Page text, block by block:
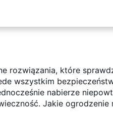
rozwiązania, które
wszystkim
nabierze
Jakie ogrodzenie